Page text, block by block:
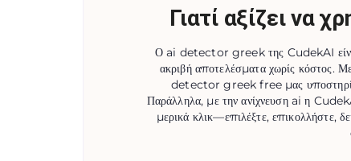
Γιατί αξίζει να
Ο ai detector greek της CudekAI
ακριβή αποτελέσματα χωρίς κόστος.
detector greek free μας υποστηρίζει
Παράλληλα, με την ανίχνευση ai η
μερικά κλικ—επιλέξτε, επικολλήστε,